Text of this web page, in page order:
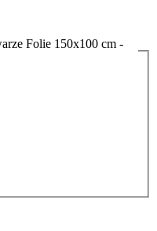
Folie 150x100 cm -